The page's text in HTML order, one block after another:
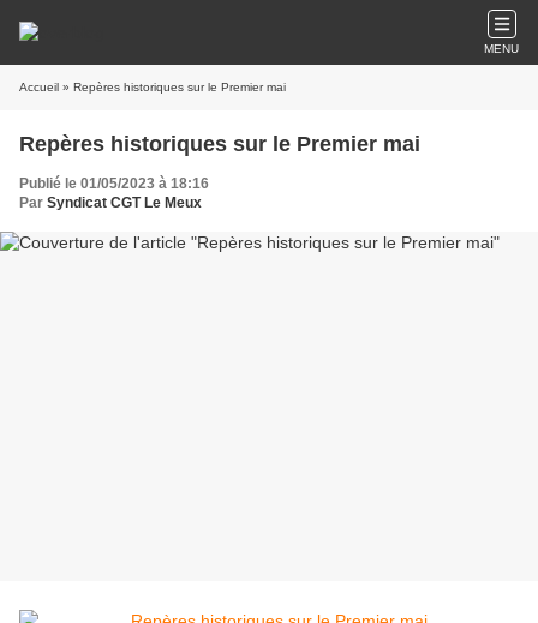
MENU
Accueil » Repères historiques sur le Premier mai
Repères historiques sur le Premier mai
Publié le 01/05/2023 à 18:16
Par Syndicat CGT Le Meux